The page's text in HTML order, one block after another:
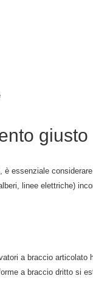
giusto
essenziale
linee elettriche)
a braccio
a braccio dritto si